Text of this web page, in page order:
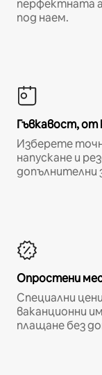
перфектната
под наем.
Гъвкавост, от
Изберете
напускане и
допълнителни
Опростени
Специални
ваканционни
плащане без